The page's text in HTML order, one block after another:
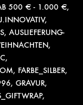
500 € - 1.000 €,
,
, AUSLIEFERUNG-
,
,
, FARBE_SILBER,
, GRAVUR,
,